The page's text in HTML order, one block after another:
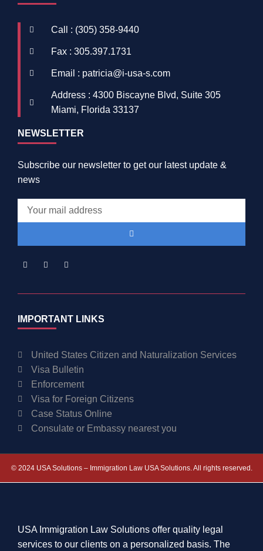
Call : (305) 358-9440
Fax : 305.397.1731
Email : patricia@i-usa-s.com
Address : 4300 Biscayne Blvd, Suite 305
Miami, Florida 33137
NEWSLETTER
Subscribe our newsletter to get our latest update &
news
IMPORTANT LINKS
United States Citizen and Naturalization Services
Visa Bulletin
Enforcement
Visa for Foreign Citizens
Case Status Online
Consulate or Embassy nearest you
© 2024 USA Solutions – Immigration Law USA Solutions. All rights reserved.
USA Immigration Law Solutions offer quality legal
services to our clients on a personalized basis. The